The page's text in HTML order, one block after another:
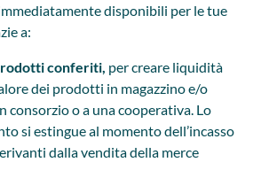
disponibili per le tue
a:
conferiti, per creare liquidità
dei prodotti in magazzino e/o
consorzio o a una cooperativa. Lo
si estingue al momento dell’incasso
dalla vendita della merce